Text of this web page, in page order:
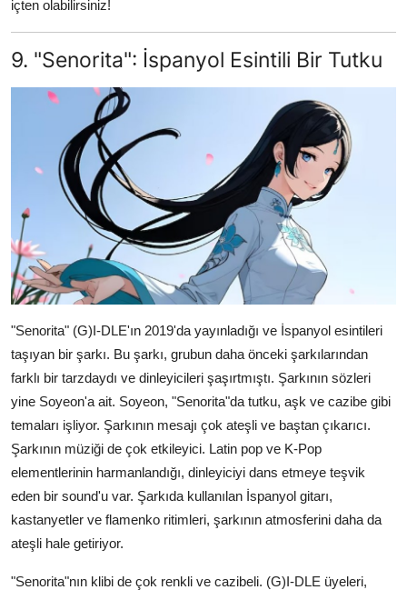
içten olabilirsiniz!
9. "Senorita": İspanyol Esintili Bir Tutku
"Senorita" (G)I-DLE'ın 2019'da yayınladığı ve İspanyol esintileri
taşıyan bir şarkı. Bu şarkı, grubun daha önceki şarkılarından
farklı bir tarzdaydı ve dinleyicileri şaşırtmıştı. Şarkının sözleri
yine Soyeon'a ait. Soyeon, "Senorita"da tutku, aşk ve cazibe gibi
temaları işliyor. Şarkının mesajı çok ateşli ve baştan çıkarıcı.
Şarkının müziği de çok etkileyici. Latin pop ve K-Pop
elementlerinin harmanlandığı, dinleyiciyi dans etmeye teşvik
eden bir sound'u var. Şarkıda kullanılan İspanyol gitarı,
kastanyetler ve flamenko ritimleri, şarkının atmosferini daha da
ateşli hale getiriyor.
"Senorita"nın klibi de çok renkli ve cazibeli. (G)I-DLE üyeleri,